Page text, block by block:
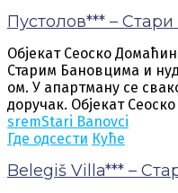
Пустолов*** –
Објекат Сеоско
Старим Бановцима и
ом. У апартману се
доручак. Објекат Сеоско
sremStari Banovci
Где одсести Куће
Belegiš Villa*** –